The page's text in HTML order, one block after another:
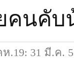
คนคับ
ห.19: 31 มี.ค.